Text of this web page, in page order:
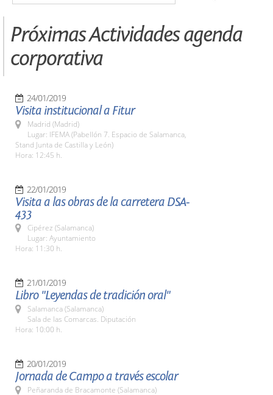
Próximas Actividades agenda
corporativa
24/01/2019
Visita institucional a Fitur
Madrid (Madrid)
Lugar: IFEMA (Pabellón 7. Espacio de Salamanca,
Stand Junta de Castilla y León)
Hora: 12:45 h.
22/01/2019
Visita a las obras de la carretera DSA-
433
Cipérez (Salamanca)
Lugar: Ayuntamiento
Hora: 11:30 h.
21/01/2019
Libro "Leyendas de tradición oral"
Salamanca (Salamanca)
Sala de las Comarcas. Diputación
Hora: 10:00 h.
20/01/2019
Jornada de Campo a través escolar
Peñaranda de Bracamonte (Salamanca)